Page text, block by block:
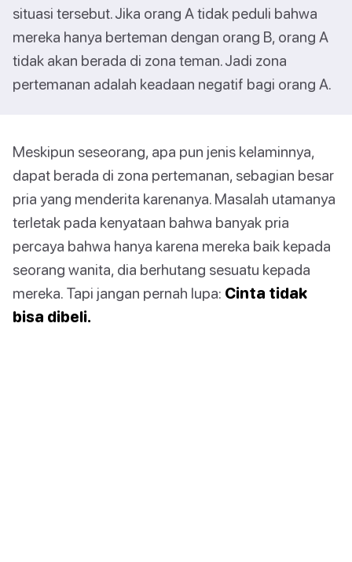
situasi tersebut. Jika orang A tidak peduli bahwa
mereka hanya berteman dengan orang B, orang A
tidak akan berada di zona teman. Jadi zona
pertemanan adalah keadaan negatif bagi orang A.
Meskipun seseorang, apa pun jenis kelaminnya,
dapat berada di zona pertemanan, sebagian besar
pria yang menderita karenanya. Masalah utamanya
terletak pada kenyataan bahwa banyak pria
percaya bahwa hanya karena mereka baik kepada
seorang wanita, dia berhutang sesuatu kepada
mereka. Tapi jangan pernah lupa: Cinta tidak
bisa dibeli.